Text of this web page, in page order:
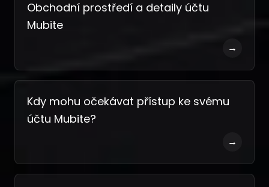
Obchodní prostředí a detaily účtu
Mubite
→
Kdy mohu očekávat přístup ke svému
účtu Mubite?
→